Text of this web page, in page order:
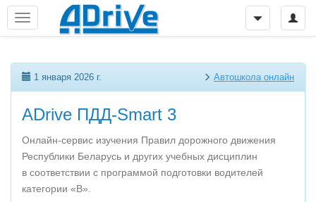
1 января 2026 г. Автошкола онлайн
ADrive ПДД-Smart 3
Онлайн-сервис изучения Правил дорожного движения
Республики Беларусь и других учебных дисциплин
в соответствии с программой подготовки водителей
категории «B».